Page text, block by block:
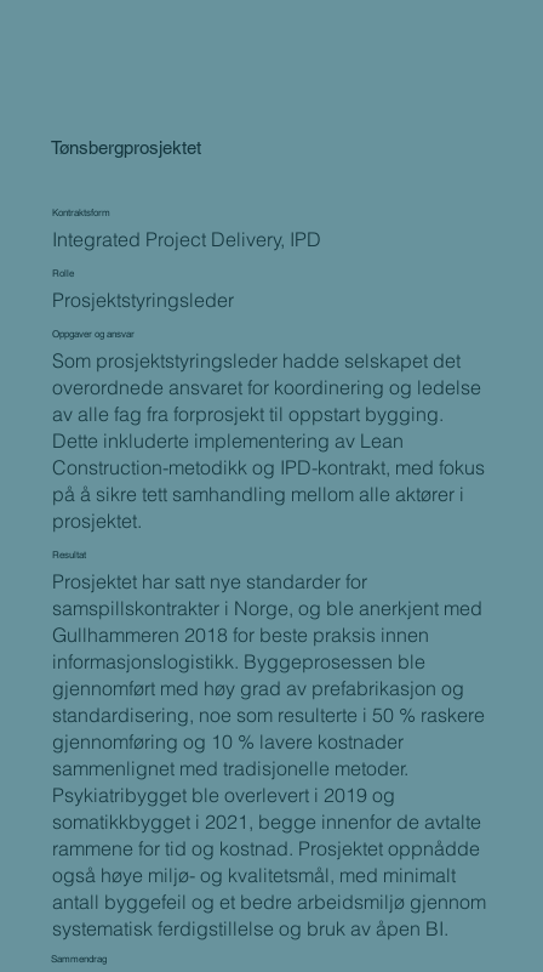
Tønsbergprosjektet
Kontraktsform
Integrated Project Delivery, IPD
Rolle
Prosjektstyringsleder
Oppgaver og ansvar
Som prosjektstyringsleder hadde selskapet det
overordnede ansvaret for koordinering og ledelse
av alle fag fra forprosjekt til oppstart bygging.
Dette inkluderte implementering av Lean
Construction-metodikk og IPD-kontrakt, med fokus
på å sikre tett samhandling mellom alle aktører i
prosjektet.
Resultat
Prosjektet har satt nye standarder for
samspillskontrakter i Norge, og ble anerkjent med
Gullhammeren 2018 for beste praksis innen
informasjonslogistikk. Byggeprosessen ble
gjennomført med høy grad av prefabrikasjon og
standardisering, noe som resulterte i 50 % raskere
gjennomføring og 10 % lavere kostnader
sammenlignet med tradisjonelle metoder.
Psykiatribygget ble overlevert i 2019 og
somatikkbygget i 2021, begge innenfor de avtalte
rammene for tid og kostnad. Prosjektet oppnådde
også høye miljø- og kvalitetsmål, med minimalt
antall byggefeil og et bedre arbeidsmiljø gjennom
systematisk ferdigstillelse og bruk av åpen BI.
Sammendrag